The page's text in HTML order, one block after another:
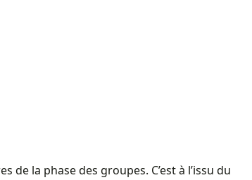
la phase des groupes. C’est à l’issu du